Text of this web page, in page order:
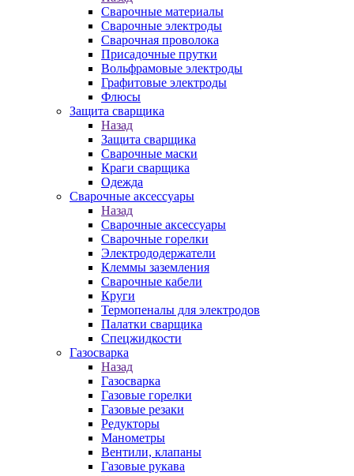
Сварочные материалы
Сварочные электроды
Сварочная проволока
Присадочные прутки
Вольфрамовые электроды
Графитовые электроды
Флюсы
Защита сварщика
Назад
Защита сварщика
Сварочные маски
Краги сварщика
Одежда
Сварочные аксессуары
Назад
Сварочные аксессуары
Сварочные горелки
Электрододержатели
Клеммы заземления
Сварочные кабели
Круги
Термопеналы для электродов
Палатки сварщика
Спецжидкости
Газосварка
Назад
Газосварка
Газовые горелки
Газовые резаки
Редукторы
Манометры
Вентили, клапаны
Газовые рукава